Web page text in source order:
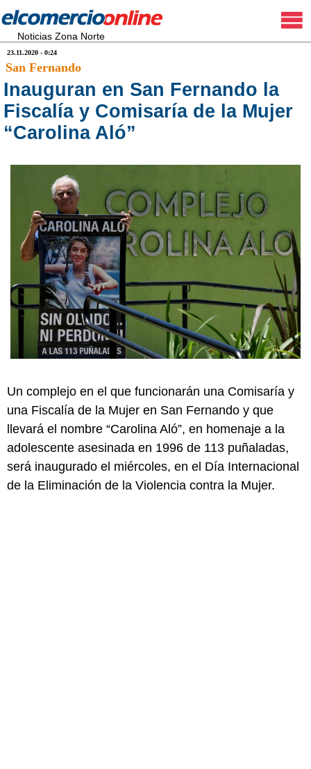
Noticias Zona Norte
23.11.2020 - 0:24
San Fernando
Inauguran en San Fernando la
Fiscalía y Comisaría de la Mujer
“Carolina Aló”
Un complejo en el que funcionarán una Comisaría y
una Fiscalía de la Mujer en San Fernando y que
llevará el nombre “Carolina Aló”, en homenaje a la
adolescente asesinada en 1996 de 113 puñaladas,
será inaugurado el miércoles, en el Día Internacional
de la Eliminación de la Violencia contra la Mujer.